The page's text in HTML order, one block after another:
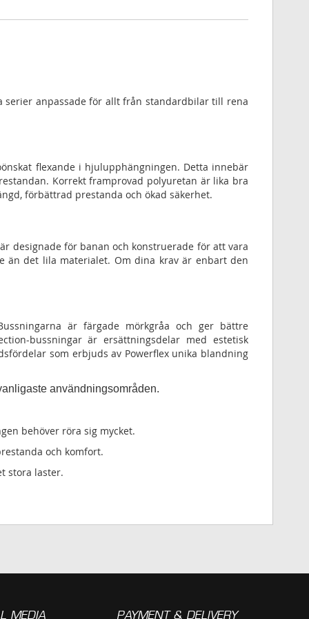
serier anpassade för allt från standardbilar till rena
flexande i hjulupphängningen. Detta innebär
Korrekt framprovad polyuretan är lika bra
förbättrad prestanda och ökad säkerhet.
designade för banan och konstruerade för att vara
än det lila materialet. Om dina krav är enbart den
är färgade mörkgråa och ger bättre
bussningar är ersättningsdelar med estetisk
som erbjuds av Powerflex unika blandning
användningsområden.
behöver röra sig mycket.
och komfort.
stora laster.
MEDIA PAYMENT & DELIVERY